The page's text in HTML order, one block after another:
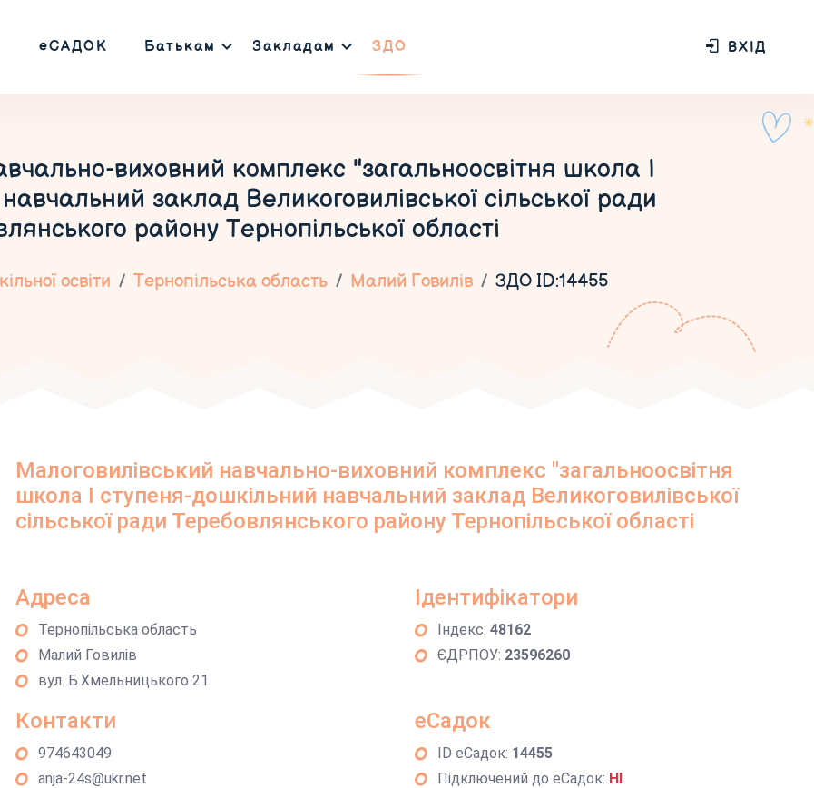
еСАДОК Батькам Закладам ЗДО ВХІД
виховний комплекс "загальноосвітня школа І
заклад Великоговилівської сільської ради
району Тернопільської області
освіти Тернопільська область Малий Говилів ЗДО ID:14455
Малоговилівський навчально-виховний комплекс "загальноосвітня
школа І ступеня-дошкільний навчальний заклад Великоговилівської
сільської ради Теребовлянського району Тернопільської області
Адреса
Тернопільська область
Малий Говилів
вул. Б.Хмельницького 21
Ідентифікатори
Індекс: 48162
ЄДРПОУ: 23596260
Контакти
974643049
anja-24s@ukr.net
еСадок
ID еСадок: 14455
Підключений до еСадок: НІ